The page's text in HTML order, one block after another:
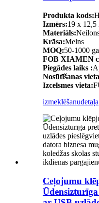
Produkta kods:
Izmērs:19 x
Materiāls:
Krāsa:Melns
MOQ:50-1000
FOB XIAMEN
Piegādes laiks :
Nosūtīšanas
Izcelsmes vieta:
izmeklēšanudetaļa
Ceļojumu